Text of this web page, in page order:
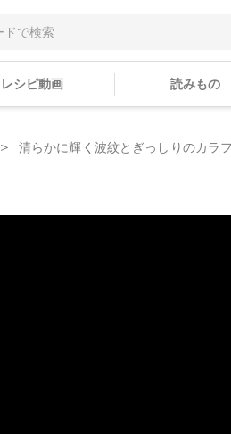
レシピ動画 読みもの
＞ 清らかに輝く波紋とぎっしりのカラ